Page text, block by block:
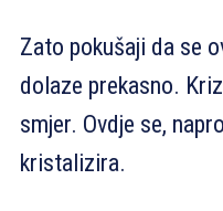
Zato pokušaji da se
dolaze prekasno.
smjer. Ovdje se,
kristalizira.